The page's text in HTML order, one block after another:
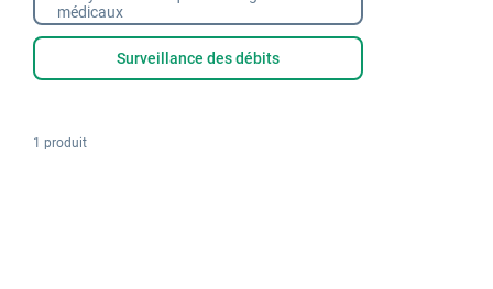
médicaux
Surveillance des débits
1 produit